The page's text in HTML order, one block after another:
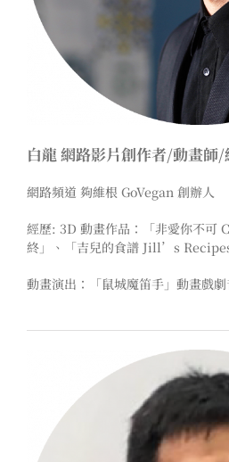
白龍 網路影片創作者/動畫師
網路頻道 夠維根 GoVegan 創辦人
經歷: 3D 動畫作品：「非愛你不可
終」、「吉兒的食譜 Jill’s Recipes
動畫演出：「鼠城魔笛手」動畫戲